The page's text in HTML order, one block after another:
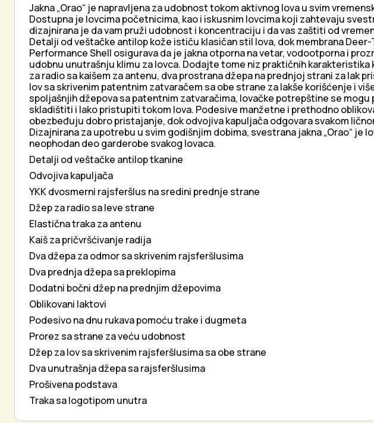
Jakna „Orao“ je napravljena za udobnost tokom aktivnog lova u svim
Dostupna je lovcima početnicima, kao i iskusnim lovcima koji zahtevaju
dizajnirana je da vam pruži udobnost i koncentraciju i da vas zaštiti od
Detalji od veštačke antilop kože ističu klasičan stil lova, dok membrana Deer-
Performance Shell osigurava da je jakna otporna na vetar, vodootporna i
udobnu unutrašnju klimu za lovca. Dodajte tome niz praktičnih karakteristika
za radio sa kaišem za antenu, dva prostrana džepa na prednjoj strani za lak
lov sa skrivenim patentnim zatvaračem sa obe strane za lakše korišćenje i
spoljašnjih džepova sa patentnim zatvaračima, lovačke potrepštine se mogu
skladištiti i lako pristupiti tokom lova. Podesive manžetne i prethodno
obezbeđuju dobro pristajanje, dok odvojiva kapuljača odgovara svakom
Dizajnirana za upotrebu u svim godišnjim dobima, svestrana jakna „Orao“ je
neophodan deo garderobe svakog lovaca.
Detalji od veštačke antilop tkanine
Odvojiva kapuljača
YKK dvosmerni rajsferšlus na sredini prednje strane
Džep za radio sa leve strane
Elastična traka za antenu
Kaiš za pričvršćivanje radija
Dva džepa za odmor sa skrivenim rajsferšlusima
Dva prednja džepa sa preklopima
Dodatni bočni džep na prednjim džepovima
Oblikovani laktovi
Podesivo na dnu rukava pomoću trake i dugmeta
Prorez sa strane za veću udobnost
Džep za lov sa skrivenim rajsferšlusima sa obe strane
Dva unutrašnja džepa sa rajsferšlusima
Prošivena podstava
Traka sa logotipom unutra